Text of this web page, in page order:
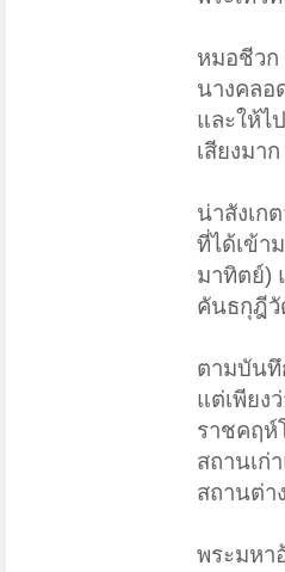
หมอชีวก
นางคลอ
และให้ไ
เสียงมา
น่าสังเก
ที่ได้เข้า
มาทิตย์)
คันธกุฎีวั
ตามบันทึ
แต่เพียง
ราชคฤห์
สถานเก่
สถานต่า
พระมหา